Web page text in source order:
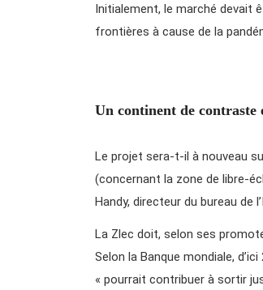
Initialement, le marché devait
frontières à cause de la
Un continent de contraste
Le projet sera-t-il à nouveau
(concernant la zone de libre-
Handy, directeur du bureau de
La Zlec doit, selon ses
Selon la Banque mondiale,
« pourrait contribuer à sortir